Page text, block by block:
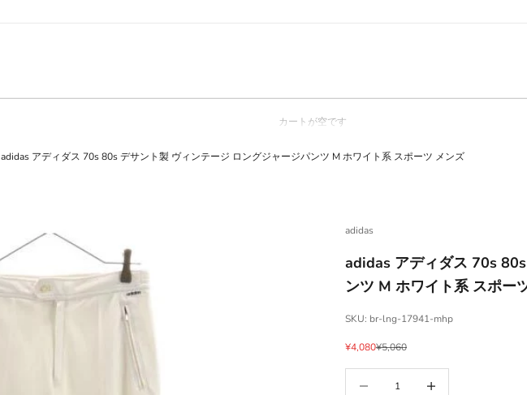
カートが空です
adidas アディダス 70s 80s デサント製 ヴィンテージ ロングジャージパンツ M ホワイト系 スポーツ メンズ
adidas
adidas アディダス 70s
ンツ M ホワイト系 スポー
SKU: br-lng-17941-mhp
セール価格
¥4,080通常価格
¥5,060